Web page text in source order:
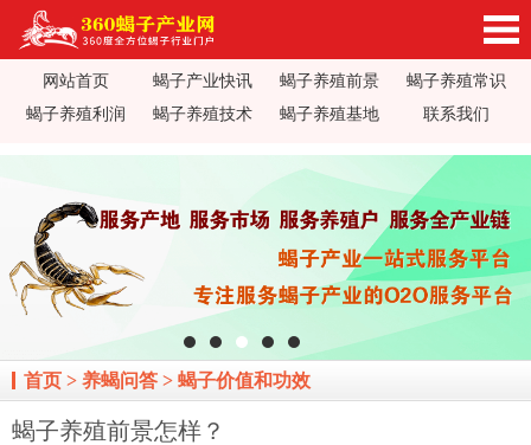
360蝎子养殖产业网_蝎子养殖技术视频_蝎子养
治_全蝎药方价值加工_蝎子养殖场基地加盟
网站首页 蝎子产业快讯 蝎子养殖前景
蝎子养殖常识
蝎子养殖利润
蝎子养殖技术 蝎子养殖基地 联系我们
首页 > 养蝎问答 > 蝎子价值和功效
蝎子养殖前景怎样？